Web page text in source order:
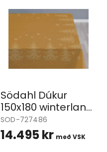
Södahl Dúkur
150x180 winterland
golden
SOD-727486
14.495 kr með VSK